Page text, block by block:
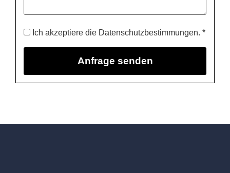
Ich akzeptiere die Datenschutzbestimmungen. *